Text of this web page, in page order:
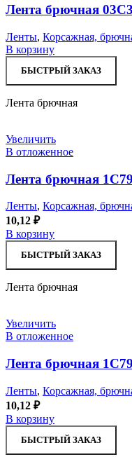
Лента брючная
Ленты, Корсажная,
В корзину
БЫСТРЫЙ ЗАКАЗ
Лента брючная
Увеличить
В отложенное
Лента брючная
Ленты, Корсажная,
10,12 ₽
В корзину
БЫСТРЫЙ ЗАКАЗ
Лента брючная
Увеличить
В отложенное
Лента брючная
Ленты, Корсажная,
10,12 ₽
В корзину
БЫСТРЫЙ ЗАКАЗ